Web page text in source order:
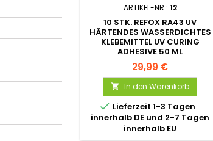
ARTIKEL-NR.: 12
10 STK. REFOX RA43 UV
HÄRTENDES WASSERDICHTES
KLEBEMITTEL UV CURING
ADHESIVE 50 ML
29,99 €
 In den Warenkorb
 Lieferzeit 1-3 Tagen
innerhalb DE und 2-7 Tagen
innerhalb EU